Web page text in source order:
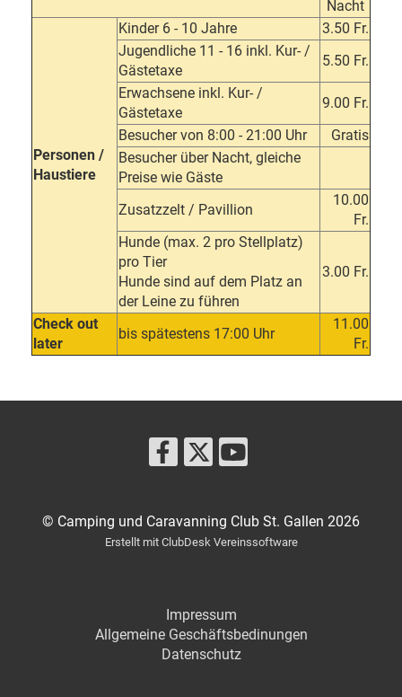
Nacht
Personen /
Haustiere
Kinder 6 - 10 Jahre
3.50 Fr.
Jugendliche 11 - 16 inkl. Kur- /
Gästetaxe
5.50 Fr.
Erwachsene inkl. Kur- /
Gästetaxe
9.00 Fr.
Besucher von 8:00 - 21:00 Uhr
Gratis
Besucher über Nacht, gleiche
Preise wie Gäste
Zusatzzelt / Pavillion
10.00
Fr.
Hunde (max. 2 pro Stellplatz)
pro Tier
Hunde sind auf dem Platz an
der Leine zu führen
3.00 Fr.
Check out
later
bis spätestens 17:00 Uhr
11.00
Fr.
© Camping und Caravanning Club St. Gallen 2026
Erstellt mit ClubDesk Vereinssoftware
Impressum
Allgemeine Geschäftsbedinungen
Datenschutz